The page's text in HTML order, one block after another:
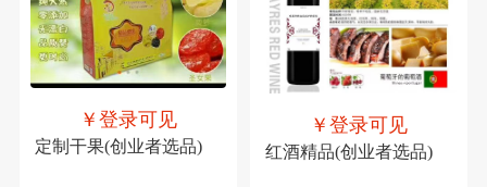
￥登录可见
定制干果(创业者选品)
￥登录可见
红酒精品(创业者选品)